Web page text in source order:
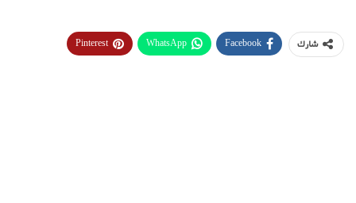
شارك Facebook
WhatsApp
Pinterest